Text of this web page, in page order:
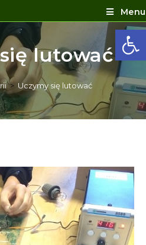
Menu
lutować
> Uczymy się lutować